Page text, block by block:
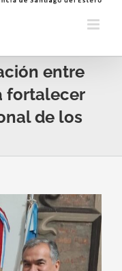
entre
fortalecer
de los